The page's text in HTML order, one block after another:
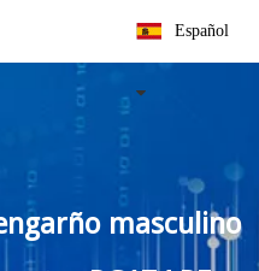
Español
masculino